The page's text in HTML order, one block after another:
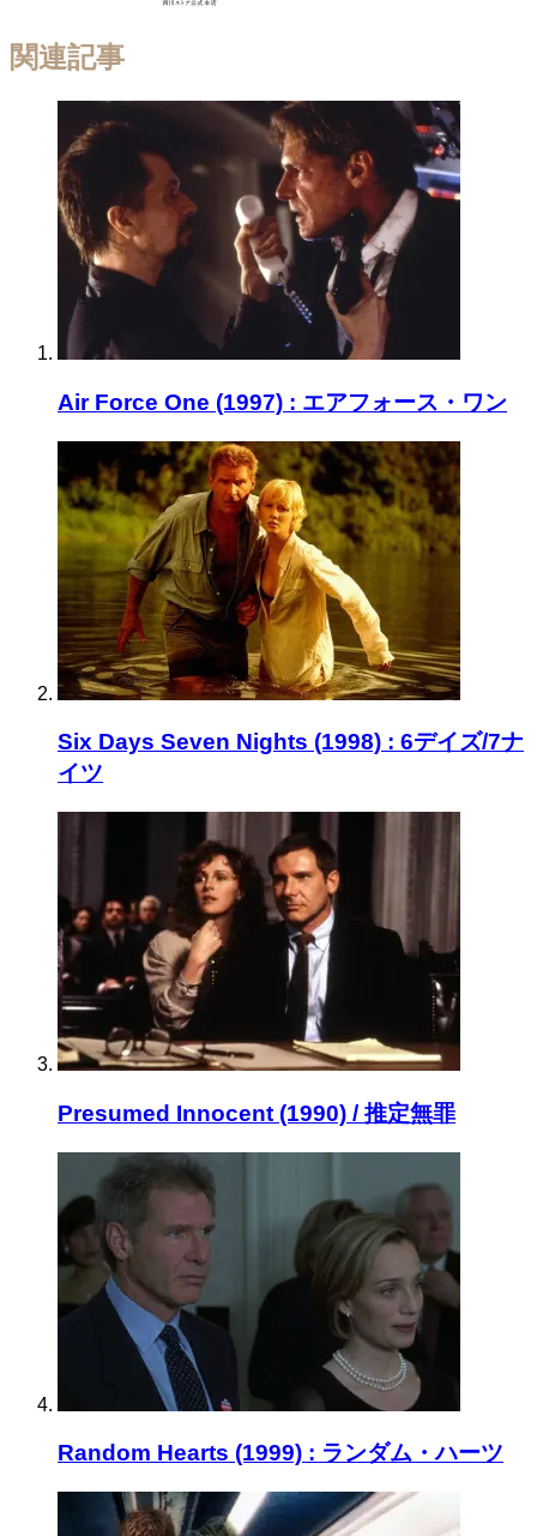
関連記事
Air Force One (1997) : エアフォース・ワン
Six Days Seven Nights (1998) : 6デイズ/7ナ
イツ
Presumed Innocent (1990) / 推定無罪
Random Hearts (1999) : ランダム・ハーツ